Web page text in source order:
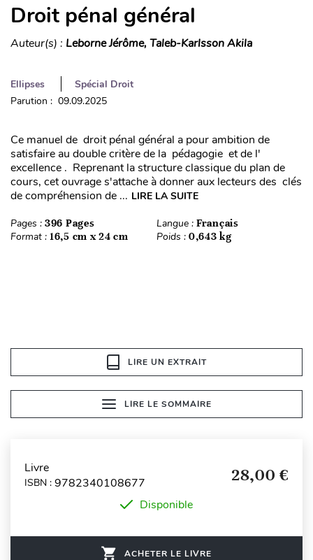
Droit pénal général
Auteur(s) : Leborne Jérôme, Taleb-Karlsson Akila
Ellipses
Spécial Droit
Parution : 09.09.2025
Ce manuel de droit pénal général a pour ambition de
satisfaire au double critère de la pédagogie et de l'
excellence . Reprenant la structure classique du plan de
cours, cet ouvrage s'attache à donner aux lecteurs des clés
de compréhension de ... LIRE LA SUITE
Pages : 396 Pages Langue : Français
Format : 16,5 cm x 24 cm Poids : 0,643 kg
LIRE UN EXTRAIT
LIRE LE SOMMAIRE
Livre
ISBN : 9782340108677 28,00 €
Disponible
ACHETER LE LIVRE